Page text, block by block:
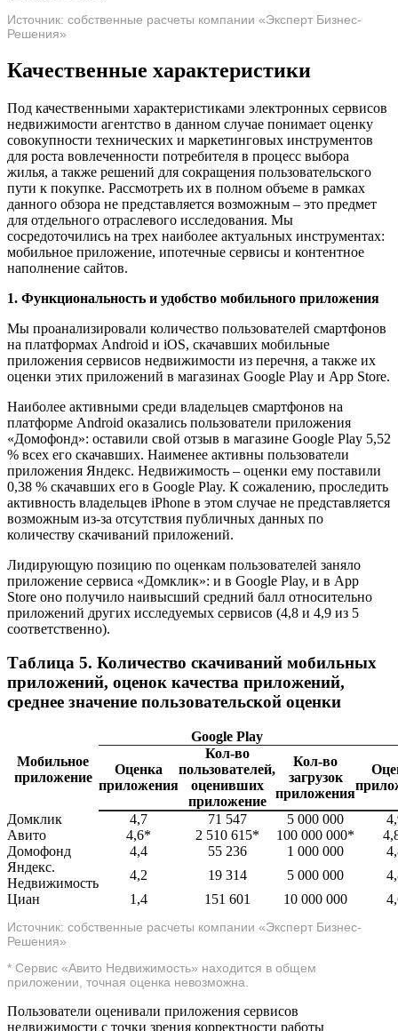
Источник: собственные расчеты компании «Эксперт Бизнес-
Решения»
Качественные характеристики
Под качественными характеристиками электронных сервисов
недвижимости агентство в данном случае понимает оценку
совокупности технических и маркетинговых инструментов
для роста вовлеченности потребителя в процесс выбора
жилья, а также решений для сокращения пользовательского
пути к покупке. Рассмотреть их в полном объеме в рамках
данного обзора не представляется возможным – это предмет
для отдельного отраслевого исследования. Мы
сосредоточились на трех наиболее актуальных инструментах:
мобильное приложение, ипотечные сервисы и контентное
наполнение сайтов.
1. Функциональность и удобство мобильного приложения
Мы проанализировали количество пользователей смартфонов
на платформах Android и iOS, скачавших мобильные
приложения сервисов недвижимости из перечня, а также их
оценки этих приложений в магазинах Google Play и App Store.
Наиболее активными среди владельцев смартфонов на
платформе Android оказались пользователи приложения
«Домофонд»: оставили свой отзыв в магазине Google Play 5,52
% всех его скачавших. Наименее активны пользователи
приложения Яндекс. Недвижимость – оценки ему поставили
0,38 % скачавших его в Google Play. К сожалению, проследить
активность владельцев iPhone в этом случае не представляется
возможным из-за отсутствия публичных данных по
количеству скачиваний приложений.
Лидирующую позицию по оценкам пользователей заняло
приложение сервиса «Домклик»: и в Google Play, и в App
Store оно получило наивысший средний балл относительно
приложений других исследуемых сервисов (4,8 и 4,9 из 5
соответственно).
Таблица 5. Количество скачиваний мобильных
приложений, оценок качества приложений,
среднее значение пользовательской оценки
Мобильное
приложение
Google Play
Оценка
приложения
Кол-во
пользователей,
оценивших
приложение
Кол-во
загрузок
приложения
Домклик 4,7 71 547 5 000 000
Авито
4,6* 2 510 615* 100 000 000*
Домофонд
4,4 55 236 1 000 000
Яндекс.
Недвижимость
4,2 19 314 5 000 000
Циан
1,4 151 601 10 000 000
Источник: собственные расчеты компании «Эксперт Бизнес-
Решения»
* Сервис «Авито Недвижимость» находится в общем
приложении, точная оценка невозможна.
Пользователи оценивали приложения сервисов
недвижимости с точки зрения корректности работы